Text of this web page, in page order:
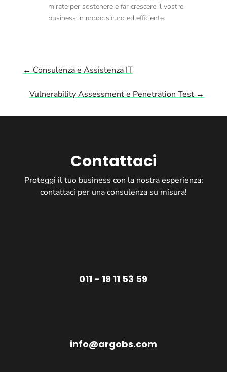
mirate per sostenere e far crescere il vostro
business in modo sicuro ed efficiente.
← Consulenza e Assistenza IT
Vulnerability Assessment e Penetration Test →
Contattaci
Proteggi il tuo business con la nostra esperienza:
contattaci per una consulenza su misura!
011 - 19 11 53 59
info@argobs.com